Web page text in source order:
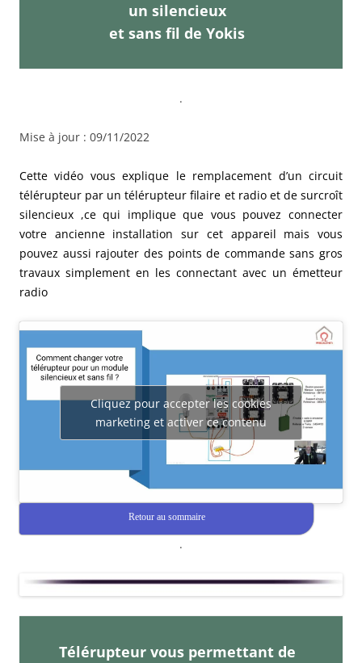
un silencieux
et sans fil de Yokis
.
Mise à jour : 09/11/2022
Cette vidéo vous explique le remplacement d’un circuit
télérupteur par un télérupteur filaire et radio et de surcroît
silencieux ,ce qui implique que vous pouvez connecter
votre ancienne installation sur cet appareil mais vous
pouvez aussi rajouter des points de commande sans gros
travaux simplement en les connectant avec un émetteur
radio
Cliquez pour accepter les cookies
marketing et activer ce contenu
Retour au sommaire
.
Télérupteur vous permettant de